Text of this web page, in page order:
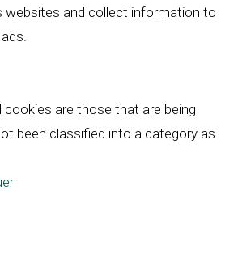
websites and collect information to
cookies are those that are being
been classified into a category as